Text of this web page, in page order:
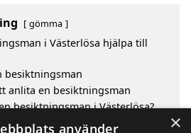
gömma
i Västerlösa hjälpa till
besiktningsman
anlita en besiktningsman
besiktningsman i Västerlösa?
besiktningsman i Västerlösa
×
använder